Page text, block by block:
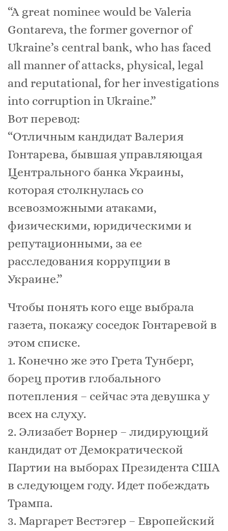
“A great nominee would be Valeria
Gontareva, the former governor of
Ukraine’s central bank, who has faced
all manner of attacks, physical, legal
and reputational, for her investigations
into corruption in Ukraine.”
Вот перевод:
“Отличным кандидат Валерия
Гонтарева, бывшая управляющая
Центрального банка Украины,
которая столкнулась со
всевозможными атаками,
физическими, юридическими и
репутационными, за ее
расследования коррупции в
Украине.”
Чтобы понять кого еще выбрала
газета, покажу соседок Гонтаревой в
этом списке.
1. Конечно же это Грета Тунберг,
борец против глобального
потепления – сейчас эта девушка у
всех на слуху.
2. Элизабет Ворнер – лидирующий
кандидат от Демократической
Партии на выборах Президента США
в следующем году. Идет побеждать
Трампа.
3. Маргарет Вестэгер – Европейский